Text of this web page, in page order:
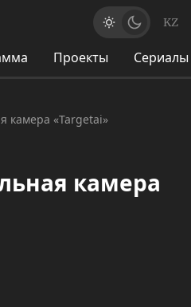
KZ
Проекты Сериалы
камера «Targetai»
камера